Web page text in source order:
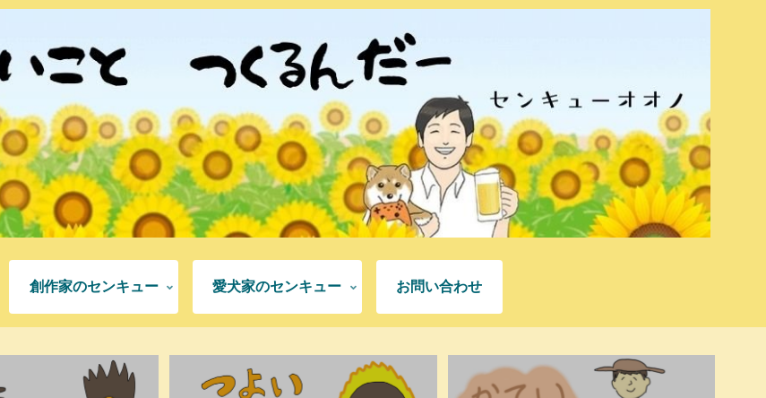
創作家のセンキュー 愛犬家のセンキュー お問い合わせ